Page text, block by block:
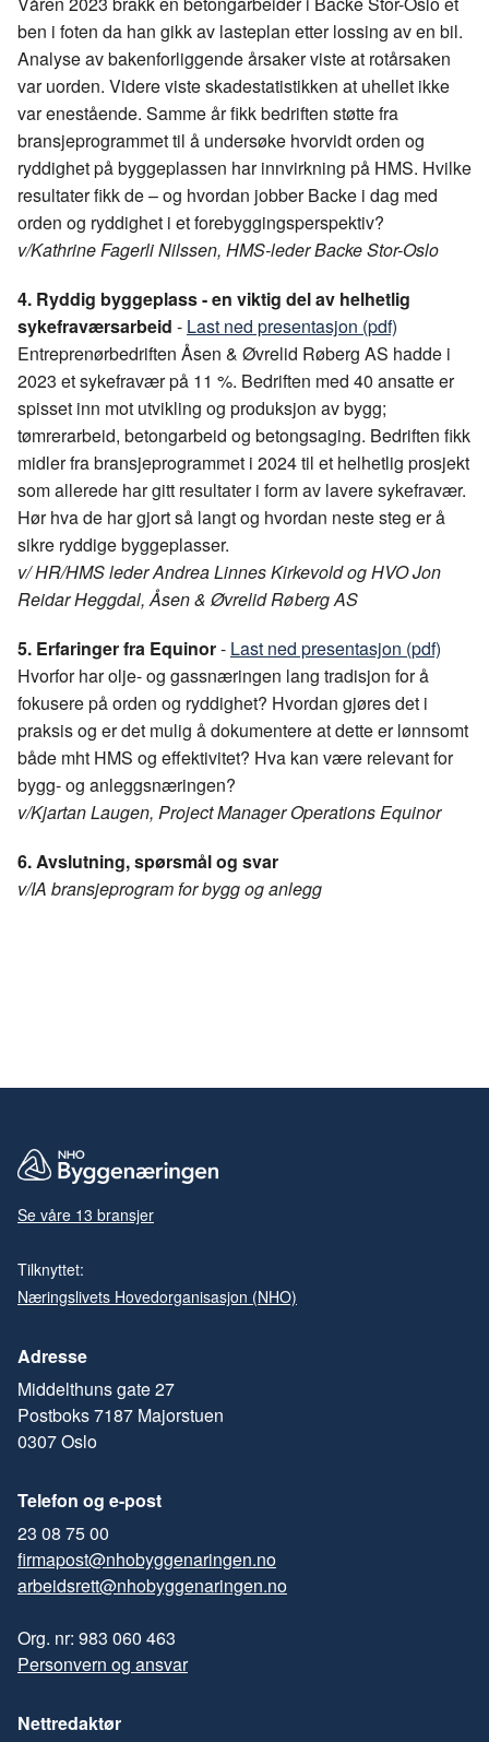
ben i foten da han gikk av lasteplan etter lossing av en bil.
Analyse av bakenforliggende årsaker viste at rotårsaken
var uorden. Videre viste skadestatistikken at uhellet ikke
var enestående. Samme år fikk bedriften støtte fra
bransjeprogrammet til å undersøke hvorvidt orden og
ryddighet på byggeplassen har innvirkning på HMS. Hvilke
resultater fikk de – og hvordan jobber Backe i dag med
orden og ryddighet i et forebyggingsperspektiv?
v/Kathrine Fagerli Nilssen, HMS-leder Backe Stor-Oslo
4. Ryddig byggeplass - en viktig del av helhetlig
sykefraværsarbeid - Last ned presentasjon (pdf)
Entreprenørbedriften Åsen & Øvrelid Røberg AS​ hadde i
2023 et sykefravær på 11 %. Bedriften med 40 ansatte er
spisset inn mot utvikling og produksjon av bygg;
tømrerarbeid, betongarbeid og betongsaging. Bedriften fikk
midler fra bransjeprogrammet i 2024 til et helhetlig prosjekt
som allerede har gitt resultater i form av lavere sykefravær.
Hør hva de har gjort så langt og hvordan neste steg er å
sikre ryddige byggeplasser.
v/HR/HMS leder Andrea Linnes Kirkevold og HVO Jon
Reidar Heggdal, Åsen & Øvrelid Røberg AS​
5. Erfaringer fra Equinor- Last ned presentasjon (pdf)
Hvorfor har olje- og gassnæringen lang tradisjon for å
fokusere på orden og ryddighet? Hvordan gjøres det i
praksis og er det mulig å dokumentere at dette er lønnsomt
både mht HMS og effektivitet? Hva kan være relevant for
bygg- og anleggsnæringen?
v/Kjartan Laugen, Project Manager Operations Equinor
6. Avslutning, spørsmål og svar
v/IA bransjeprogram for bygg og anlegg
Se våre 13 bransjer
Tilknyttet:
Næringslivets Hovedorganisasjon (NHO)
Adresse
Middelthuns gate 27
Postboks 7187 Majorstuen
0307 Oslo
Telefon og e-post
23 08 75 00
firmapost@nhobyggenaringen.no
arbeidsrett@nhobyggenaringen.no
Org. nr: 983 060 463
Personvern og ansvar
Nettredaktør